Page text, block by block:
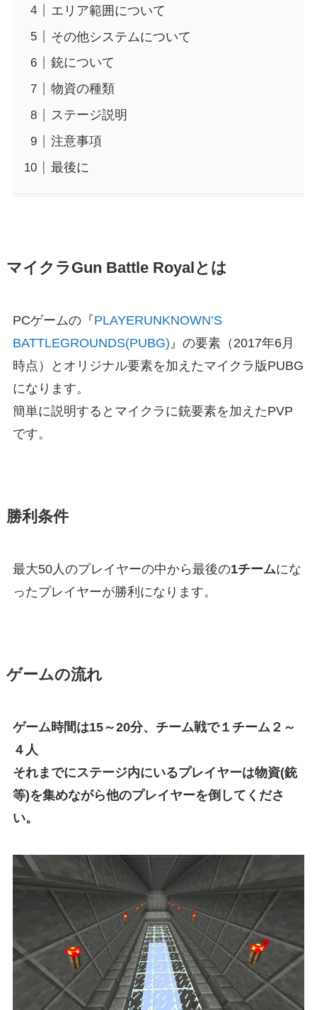
エリア範囲について
その他システムについて
銃について
物資の種類
ステージ説明
注意事項
最後に
マイクラGun Battle Royalとは
PCゲームの『PLAYERUNKNOWN’S
BATTLEGROUNDS(PUBG) 』の要素（2017年6月
時点）とオリジナル要素を加えたマイクラ版PUBG
になります。
簡単に説明するとマイクラに銃要素を加えたPVP
です。
勝利条件
最大50人のプレイヤーの中から最後の1チームにな
ったプレイヤーが勝利になります。
ゲームの流れ
ゲーム時間は15～20分、チーム戦で１チーム２～
４人
それまでにステージ内にいるプレイヤーは物資(銃
等)を集めながら他のプレイヤーを倒してくださ
い。